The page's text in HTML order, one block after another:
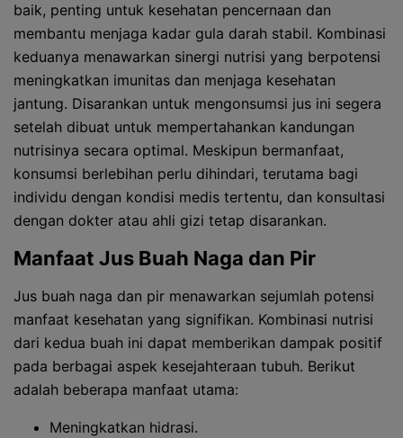
baik, penting untuk kesehatan pencernaan dan
membantu menjaga kadar gula darah stabil. Kombinasi
keduanya menawarkan sinergi nutrisi yang berpotensi
meningkatkan imunitas dan menjaga kesehatan
jantung. Disarankan untuk mengonsumsi jus ini segera
setelah dibuat untuk mempertahankan kandungan
nutrisinya secara optimal. Meskipun bermanfaat,
konsumsi berlebihan perlu dihindari, terutama bagi
individu dengan kondisi medis tertentu, dan konsultasi
dengan dokter atau ahli gizi tetap disarankan.
Manfaat Jus Buah Naga dan Pir
Jus buah naga dan pir menawarkan sejumlah potensi
manfaat kesehatan yang signifikan. Kombinasi nutrisi
dari kedua buah ini dapat memberikan dampak positif
pada berbagai aspek kesejahteraan tubuh. Berikut
adalah beberapa manfaat utama:
Meningkatkan hidrasi.